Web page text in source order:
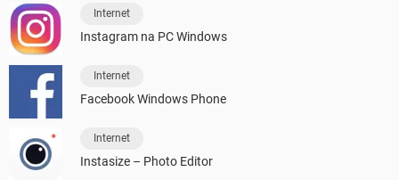
Internet
Instagram na PC Windows
Internet
Facebook Windows Phone
Internet
Instasize – Photo Editor